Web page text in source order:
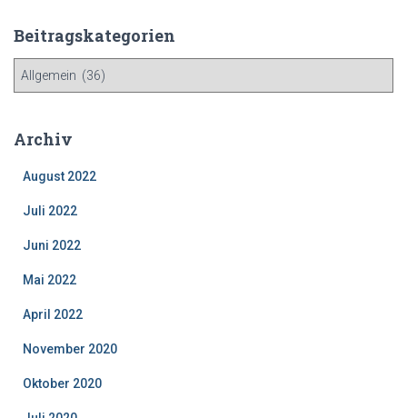
Beitragskategorien
rArchiv
August 2022
Juli 2022
Juni 2022
Mai 2022
April 2022
November 2020
Oktober 2020